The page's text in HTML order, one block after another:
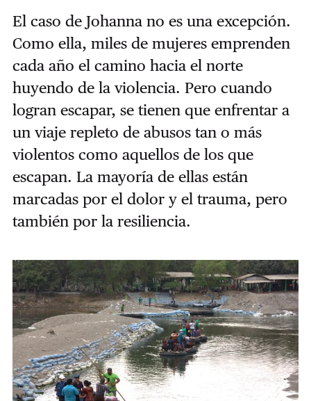
El caso de Johanna no es una excepción.
Como ella, miles de mujeres emprenden
cada año el camino hacia el norte
huyendo de la violencia. Pero cuando
logran escapar, se tienen que enfrentar a
un viaje repleto de abusos tan o más
violentos como aquellos de los que
escapan. La mayoría de ellas están
marcadas por el dolor y el trauma, pero
también por la resiliencia.